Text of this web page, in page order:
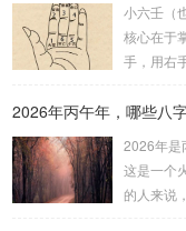
赖关系，
安紫微星
诀：紫微
小六壬（
核心在于
手，用右
吉。留连
口：位
吉：位于
亡：位于
2026年丙午年，哪些八
2026年是
这是一个
的人来说